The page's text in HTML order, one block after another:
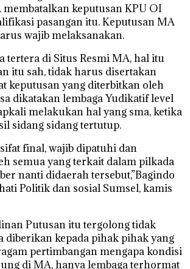
keputusan KPU OI
pasangan itu. Keputusan MA
wajib melaksanakan.
tertera di Situs Resmi MA, hal itu
itu sah, tidak harus disertakan
keputusan yang diterbitkan oleh
dikatakan lembaga Yudikatif level
melakukan hal yang sma, ketika
sidang sidang tertutup.
final, wajib dipatuhi dan
semua yang terkait dalam pilkada
nanti didaerah tersebut,”Bagindo
Politik dan sosial Sumsel, kamis
Putusan itu tergolong tidak
diberikan kepada pihak pihak yang
pertimbangan mengapa kondisi
di MA, hanya lembaga terhormat